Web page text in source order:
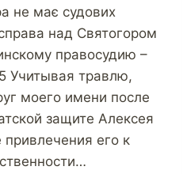
не має судових
над Святогором
правосудию –
Учитывая травлю,
моего имени после
защите Алексея
привлечения его к